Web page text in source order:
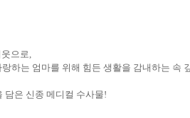
으로,
랑하는 엄마를 위해 힘든 생활을 감내하는 속
담은 신종 메디컬 수사물!